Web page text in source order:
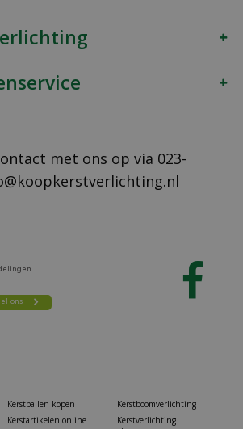
met ons op via 023-
Kerstballen kopen
Kerstartikelen online
Kerstboomverlichting
Kerstverlichting